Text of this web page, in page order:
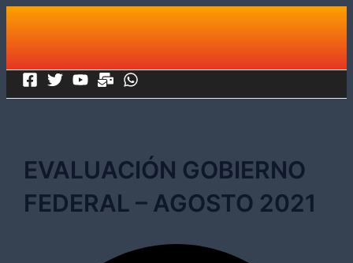
Ir
EVALUACIÓN GOBIERNO
FEDERAL – AGOSTO 2021